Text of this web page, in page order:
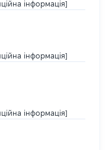
інформація]
інформація]
інформація]